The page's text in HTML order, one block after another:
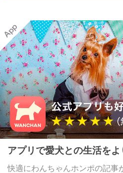
アプリで愛犬との生活をよ
快適にわんちゃんホンポの記事